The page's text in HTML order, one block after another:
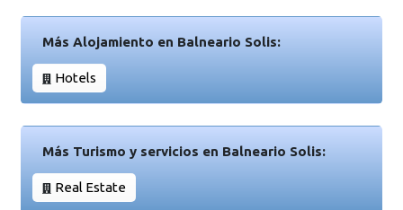
Más Alojamiento en Balneario Solis:
Hotels
Más Turismo y servicios en Balneario Solis:
Real Estate